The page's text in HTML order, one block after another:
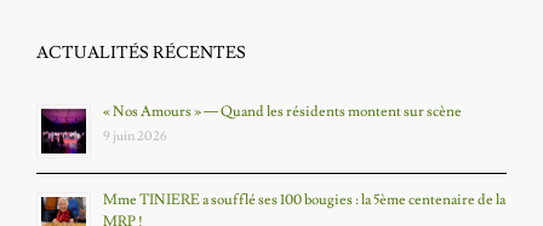
ACTUALITÉS RÉCENTES
« Nos Amours » — Quand les résidents montent sur scène
9 juin 2026
Mme TINIERE a soufflé ses 100 bougies : la 5ème centenaire de la
MRP !